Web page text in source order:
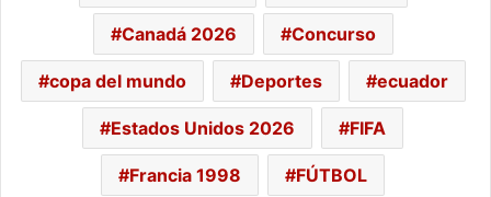
Canadá 2026 Concurso
copa del mundo Deportes ecuador
Estados Unidos 2026 FIFA
Francia 1998 FÚTBOL